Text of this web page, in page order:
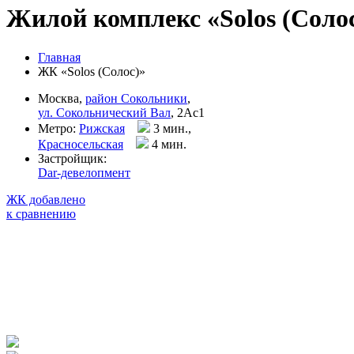
Жилой комплекс «Solos
Главная
ЖК «Solos (Солос)»
Москва, район Сокольники,
ул. Сокольнический Вал, 2Ас1
Метро: Рижская
3 мин.,
Красносельская
4 мин.
Застройщик:
Dar-девелопмент
ЖК добавлено
к сравнению